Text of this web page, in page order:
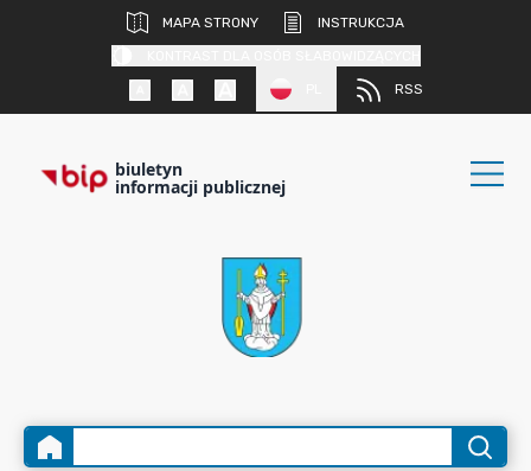
MAPA STRONY
INSTRUKCJA
RSS
biuletyn
informacji publicznej